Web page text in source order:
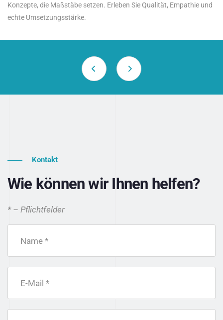
Konzepte, die Maßstäbe setzen. Erleben Sie Qualität, Empathie und
echte Umsetzungsstärke.
Kontakt
Wie können wir Ihnen helfen?
* – Pflichtfelder
Name *
E-Mail *